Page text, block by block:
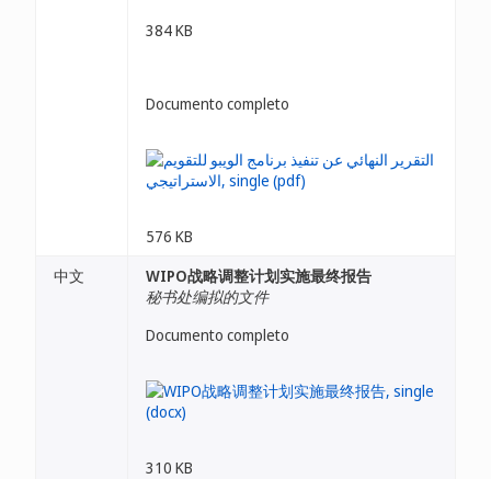
384 KB
Documento completo
576 KB
中文
WIPO战略调整计划实施最终报告
秘书处编拟的文件
Documento completo
310 KB